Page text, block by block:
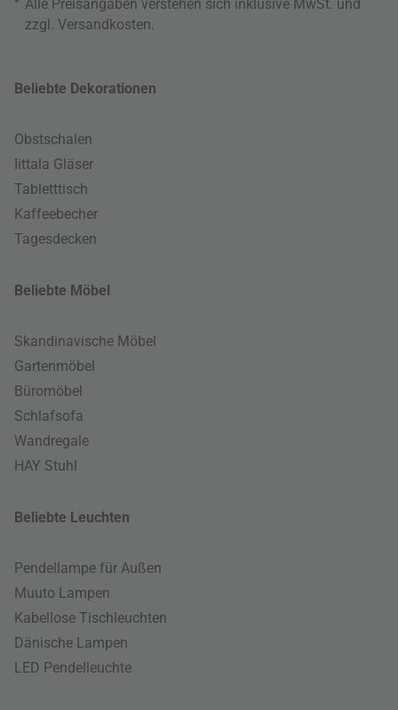
Alle Preisangaben verstehen sich inklusive MwSt. und
zzgl. Versandkosten.
Beliebte Dekorationen
Obstschalen
Iittala Gläser
Tabletttisch
Kaffeebecher
Tagesdecken
Beliebte Möbel
Skandinavische Möbel
Gartenmöbel
Büromöbel
Schlafsofa
Wandregale
HAY Stuhl
Beliebte Leuchten
Pendellampe für Außen
Muuto Lampen
Kabellose Tischleuchten
Dänische Lampen
LED Pendelleuchte